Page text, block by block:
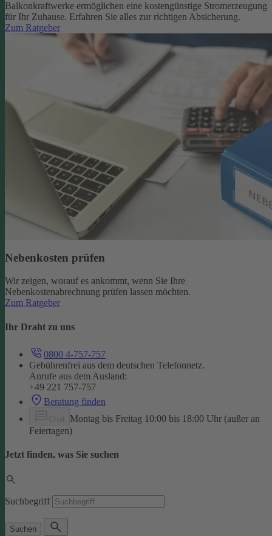
Balkonkraftwerke ermöglichen eine kostengünstige Stromerzeugung
für Ihr Zuhause. Erfahren Sie alles zur richtigen Absicherung.
Zum Ratgeber
Nebenkosten prüfen
Wir zeigen, worauf es ankommt, wenn Sie Ihre
Nebenkostenabrechnung prüfen lassen möchten.
Zum Ratgeber
Ihr Draht zu uns
0800 4-757-757
Gebührenfrei aus dem deutschen Telefonnetz.
Anrufe aus dem Ausland:
+49 221 757-757
Beratung finden
Montag bis Freitag 10:00 bis 18:00 Uhr (außer an
Feiertagen)
Jetzt finden, was Sie suchen
Suchbegriff
Suchen